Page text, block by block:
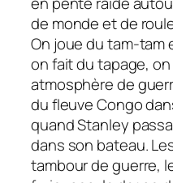
de monde et de
On joue du tam-tam
on fait du tapage,
atmosphère de
du fleuve Congo
quand Stanley
dans son bateau.
tambour de guerre,